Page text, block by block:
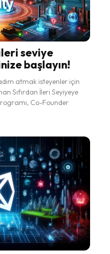
seviye
başlayın!
atmak isteyenler için
Sıfırdan İleri Seyiyeye
Co-Founder